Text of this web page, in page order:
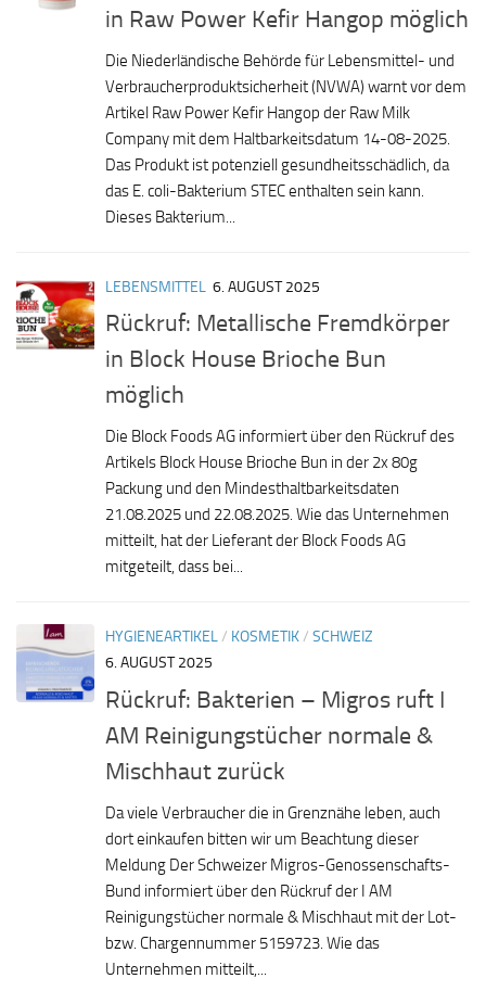
in Raw Power Kefir Hangop möglich
Die Niederländische Behörde für Lebensmittel- und
Verbraucherproduktsicherheit (NVWA) warnt vor dem
Artikel Raw Power Kefir Hangop der Raw Milk
Company mit dem Haltbarkeitsdatum 14-08-2025.
Das Produkt ist potenziell gesundheitsschädlich, da
das E. coli-Bakterium STEC enthalten sein kann.
Dieses Bakterium...
LEBENSMITTEL 6. AUGUST 2025
Rückruf: Metallische Fremdkörper
in Block House Brioche Bun
möglich
Die Block Foods AG informiert über den Rückruf des
Artikels Block House Brioche Bun in der 2x 80g
Packung und den Mindesthaltbarkeitsdaten
21.08.2025 und 22.08.2025. Wie das Unternehmen
mitteilt, hat der Lieferant der Block Foods AG
mitgeteilt, dass bei...
HYGIENEARTIKEL/ KOSMETIK/ SCHWEIZ
6. AUGUST 2025
Rückruf: Bakterien – Migros ruft I
AM Reinigungstücher normale &
Mischhaut zurück
Da viele Verbraucher die in Grenznähe leben, auch
dort einkaufen bitten wir um Beachtung dieser
Meldung Der Schweizer Migros-Genossenschafts-
Bund informiert über den Rückruf der I AM
Reinigungstücher normale & Mischhaut mit der Lot-
bzw. Chargennummer 5159723. Wie das
Unternehmen mitteilt,...